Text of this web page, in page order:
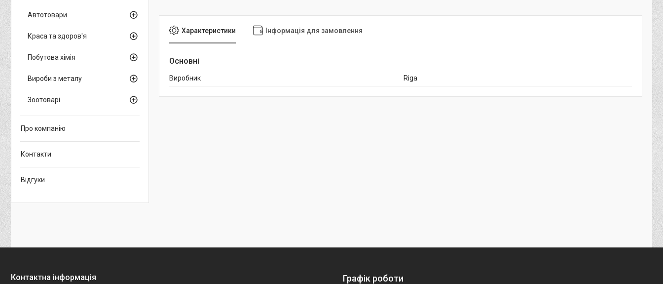
Характеристики Інформація для замовлення
Основні
Виробник Riga
Автотовари
Краса та здоров'я
Побутова хімія
Вироби з металу
Зоотоварі
Про компанію
Контакти
Відгуки
Графік роботи